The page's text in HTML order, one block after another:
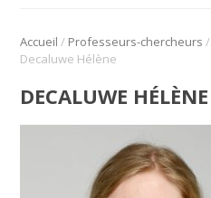
Accueil / Professeurs-chercheurs /
Decaluwe Hélène
DECALUWE HÉLÈNE